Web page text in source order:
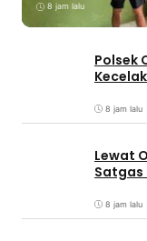
8 jam lalu
Polsek
8 jam lalu
Lewat
Satgas
8 jam lalu